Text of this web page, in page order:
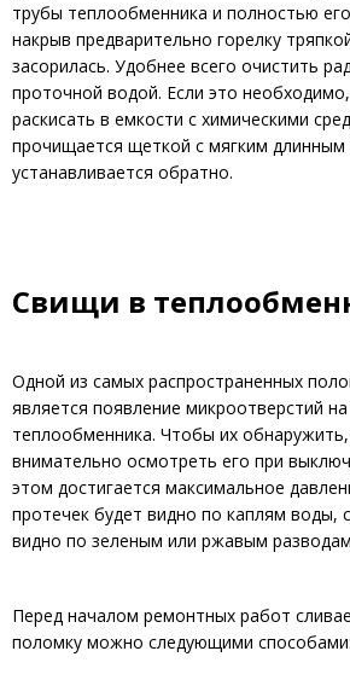
трубы теплообменника и полностью
накрыв предварительно горелку
засорилась. Удобнее всего очистить
проточной водой. Если это
раскисать в емкости с химическими
прочищается щеткой с мягким длинным
устанавливается обратно.
Свищи в
Одной из самых распространенных
является появление микроотверстий
теплообменника. Чтобы их
внимательно осмотреть его при
этом достигается максимальное
протечек будет видно по каплям воды,
видно по зеленым или ржавым
Перед началом ремонтных работ
поломку можно следующими способами: